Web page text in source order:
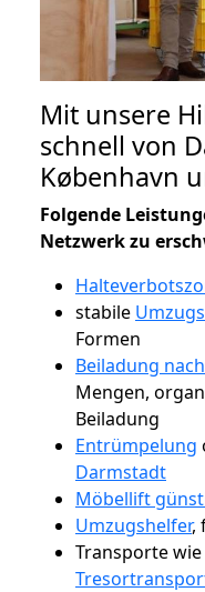
Mit unsere
schnell von
København
Folgende
Netzwerk zu
stabile
Formen
Beiladung
Mengen,
Beiladung
Entrümpelung
Darmstadt
Möbellift
Umzugshelfer,
Transporte wie